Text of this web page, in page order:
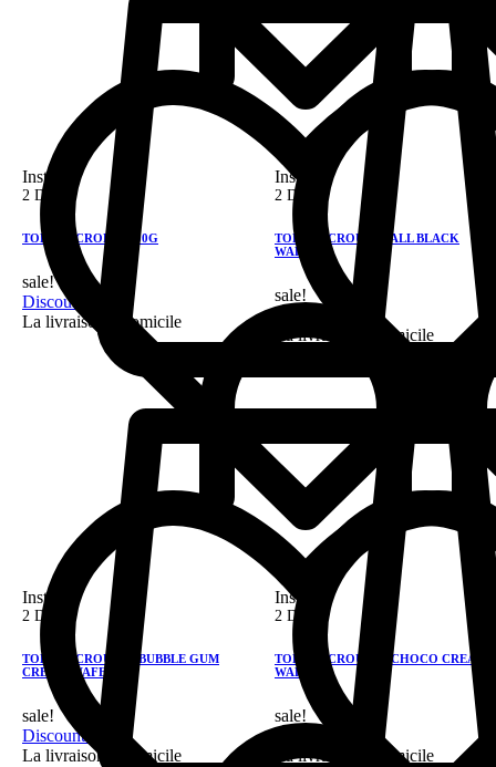
Instock
2 DH
TOBIGO CROKIZ 100G
sale!
Discount 28%
La livraison a domicile
Instock
2 DH
TOBIGO CROUSTY ALL BLACK
WAFER
sale!
La livraison a domicile
Instock
2 DH
TOBIGO CROUSTY BUBBLE GUM
CREAM WAFER
sale!
Discount 28%
La livraison a domicile
Instock
2 DH
TOBIGO CROUSTY CHOCO CREAM
WAFER
sale!
La livraison a domicile